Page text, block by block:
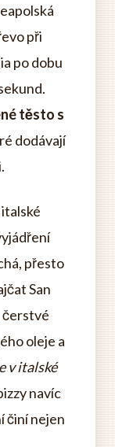
při
po dobu
těsto s
dodávají
přesto
San
čerstvé
oleje a
v italské
navíc
činí nejen